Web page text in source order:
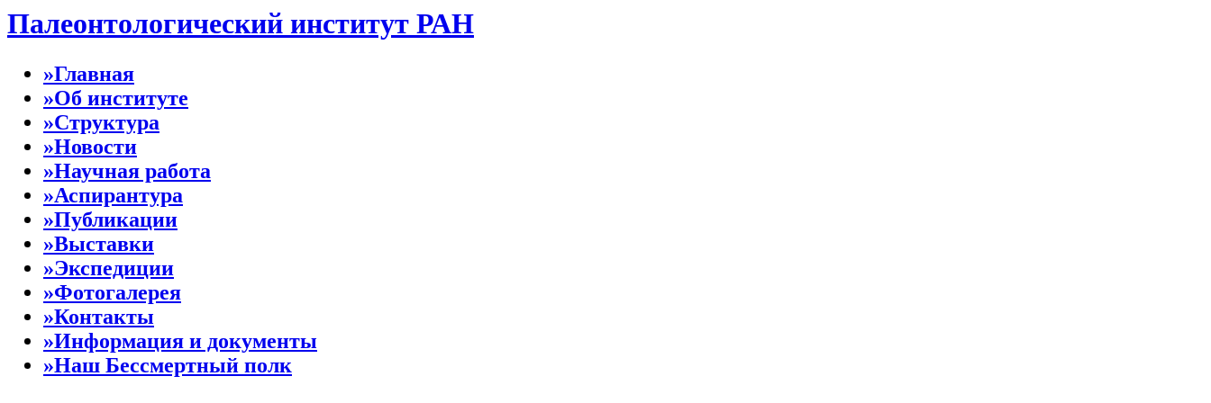
Палеонтологический институт РАН
»Главная
»Об институте
»Структура
»Новости
»Научная работа
»Аспирантура
»Публикации
»Выставки
»Экспедиции
»Фотогалерея
»Контакты
»Информация и документы
»Наш Бессмертный полк